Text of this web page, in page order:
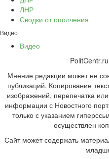
ЛНР
Сводки от ополчения
Видео
Видео
Мнение редакции может не
публикаций. Копирование
изображений, перепечатка
информации с Новостного
только с указанием
осуществлен
Сайт может содержать